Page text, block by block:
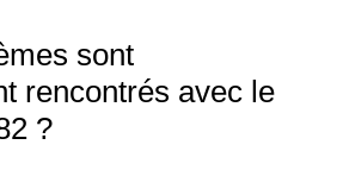
sont
rencontrés avec le
?